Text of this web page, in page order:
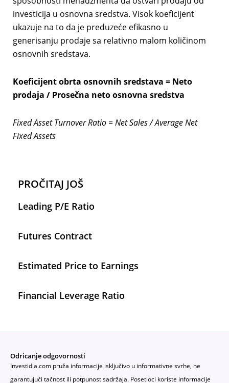
investicija u osnovna sredstva. Visok koeficijent
ukazuje na to da je preduzeće efikasno u
generisanju prodaje sa relativno malom količinom
osnovnih sredstava.
Koeficijent obrta osnovnih sredstava = Neto
prodaja / Prosečna neto osnovna sredstva
Fixed Asset Turnover Ratio = Net Sales / Average Net
Fixed Assets
PROČITAJ JOŠ
Leading P/E Ratio
Futures Contract
Estimated Price to Earnings
Financial Leverage Ratio
Odricanje odgovornosti
Investidia.com pruža informacije isključivo u informativne svrhe, ne
garantujući tačnost ili potpunost sadržaja. Posetioci koriste informacije